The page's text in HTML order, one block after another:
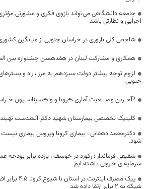
جامعه دانشگاهی می‌تواند بازوی فکری و مشورتی
اجرایی و نظارتی باشد
شاخص کلی باروری در خراسان جنوبی از میانگین
همکاری و مشارکت لبنان در هفدهمین جشنواره بین
لزوم توجه بیشتر دولت سیزدهم به مرز ، راه و
جنوبی
?آخـرین وضــعیت آماری ڪرونا و واڪسیناسـیون
کلینیک تخصصی بیمارستان شهید دکتر آتشدست
دکترمحمد دهقانی : بیماری کرونا ویروس بیماری
شود.
شفیعی فرماندار : رکورد در خوسف ، یازده برابر
سرمایه ی خارجی داشته ایم
پیک مصرف
شبکه به ۲ برابر ارتقا داده شد